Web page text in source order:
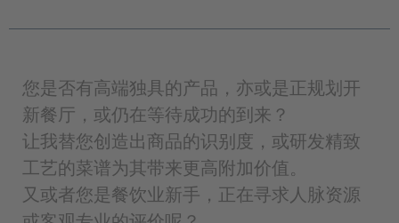
您是否有高端独具的产品，亦或是正规划开
新餐厅，或仍在等待成功的到来？
让我替您创造出商品的识别度，或研发精致
工艺的菜谱为其带来更高附加价值。
又或者您是餐饮业新手，正在寻求人脉资源